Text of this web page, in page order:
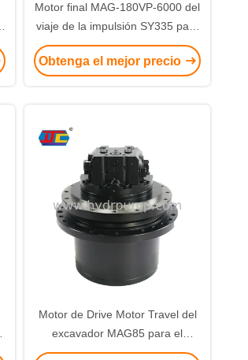
Motor final MAG-180VP-6000 del
viaje de la impulsión SY335 para
el excavador de Sany
Obtenga el mejor precio
Motor de Drive Motor Travel del
excavador MAG85 para el
excavador Parts de 312